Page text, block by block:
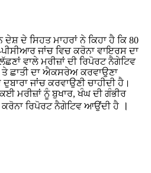
ਦੇ ਸਿਹਤ ਮਾਹਰਾਂ ਨੇ ਕਿਹਾ ਹੈ ਕਿ 80
ਜਾਂਚ ਵਿਚ ਕਰੋਨਾ ਵਾਇਰਸ ਦਾ
ਵਾਲੇ ਮਰੀਜ਼ਾਂ ਦੀ ਰਿਪੋਰਟ ਨੈਗੇਟਿਵ
ਛਾਤੀ ਦਾ ਐਕਸਰੇਅ ਕਰਵਾਉਣਾ
ਜਾਂਚ ਕਰਵਾਉਣੀ ਚਾਹੀਦੀ ਹੈ।
ਮਰੀਜ਼ਾਂ ਨੂੰ ਬੁਖਾਰ, ਖੰਘ ਦੀ ਗੰਭੀਰ
ਰਿਪੋਰਟ ਨੈਗੇਟਿਵ ਆਉਂਦੀ ਹੈ
।